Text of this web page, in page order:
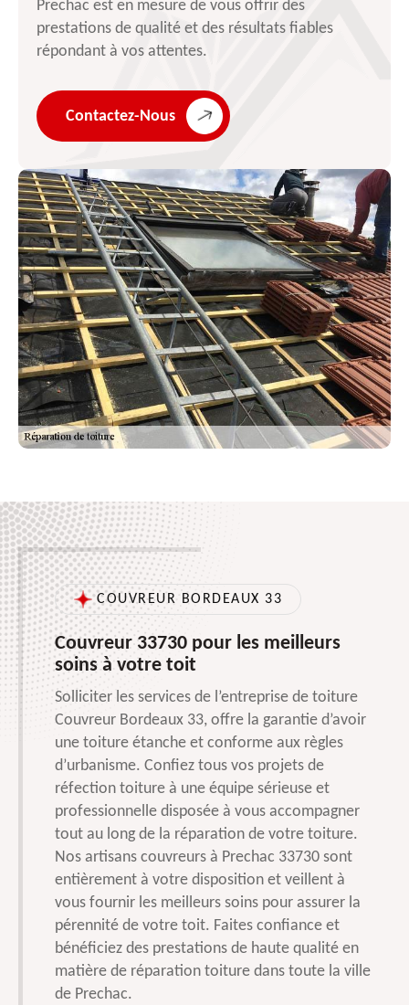
Prechac est en mesure de vous offrir des
prestations de qualité et des résultats fiables
répondant à vos attentes.
Contactez-Nous
COUVREUR BORDEAUX 33
Couvreur 33730 pour les meilleurs
soins à votre toit
Solliciter les services de l’entreprise de toiture
Couvreur Bordeaux 33, offre la garantie d’avoir
une toiture étanche et conforme aux règles
d’urbanisme. Confiez tous vos projets de
réfection toiture à une équipe sérieuse et
professionnelle disposée à vous accompagner
tout au long de la réparation de votre toiture.
Nos artisans couvreurs à Prechac 33730 sont
entièrement à votre disposition et veillent à
vous fournir les meilleurs soins pour assurer la
pérennité de votre toit. Faites confiance et
bénéficiez des prestations de haute qualité en
matière de réparation toiture dans toute la ville
de Prechac.